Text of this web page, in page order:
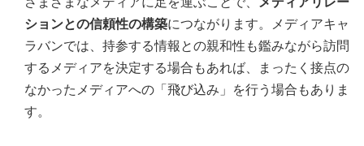
ションとの信頼性の構築につながります。メディアキャ
ラバンでは、持参する情報との親和性も鑑みながら訪問
するメディアを決定する場合もあれば、まったく接点の
なかったメディアへの「飛び込み」を行う場合もありま
す。